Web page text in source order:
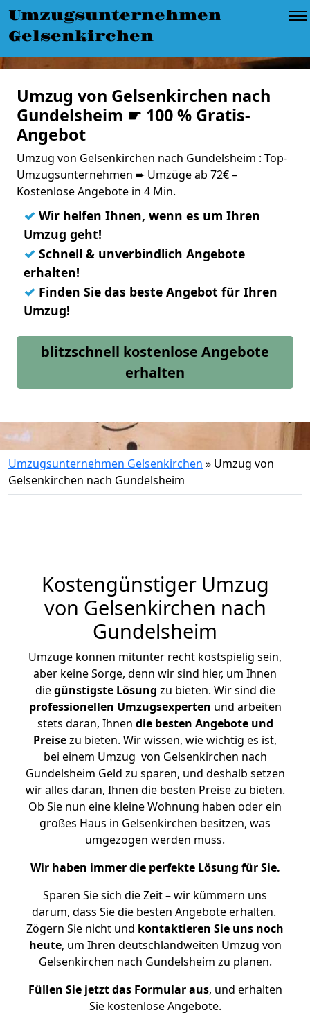
Umzugsunternehmen
Gelsenkirchen
Umzug von Gelsenkirchen nach
Gundelsheim ☛ 100 % Gratis-
Angebot
Umzug von Gelsenkirchen nach Gundelsheim : Top-
Umzugsunternehmen ➨ Umzüge ab 72€ –
Kostenlose Angebote in 4 Min.
✓ Wir helfen Ihnen, wenn es um Ihren
Umzug geht!
✓ Schnell & unverbindlich Angebote
erhalten!
✓ Finden Sie das beste Angebot für Ihren
Umzug!
blitzschnell kostenlose Angebote
erhalten
Umzugsunternehmen Gelsenkirchen » Umzug von
Gelsenkirchen nach Gundelsheim
Kostengünstiger Umzug
von Gelsenkirchen nach
Gundelsheim
Umzüge können mitunter recht kostspielig sein,
aber keine Sorge, denn wir sind hier, um Ihnen
diegünstigste Lösung zu bieten. Wir sind die
professionellen Umzugsexperten und arbeiten
stets daran, Ihnen die besten Angebote und
Preisezu bieten. Wir wissen, wie wichtig es ist,
bei einem Umzug von Gelsenkirchen nach
Gundelsheim Geld zu sparen, und deshalb setzen
wir alles daran, Ihnen die besten Preise zu bieten.
Ob Sie nun eine kleine Wohnung haben oder ein
großes Haus in Gelsenkirchen besitzen, was
umgezogen werden muss.
Wir haben immer die perfekte Lösung für Sie.
Sparen Sie sich die Zeit – wir kümmern uns
darum, dass Sie die besten Angebote erhalten.
Zögern Sie nicht und kontaktieren Sie uns noch
heute, um Ihren deutschlandweiten Umzug von
Gelsenkirchen nach Gundelsheim zu planen.
Füllen Sie jetzt das Formular aus, und erhalten
Sie kostenlose Angebote.